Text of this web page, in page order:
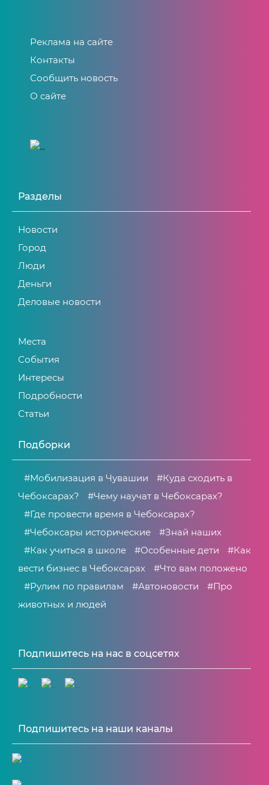
Реклама на сайте
Контакты
Сообщить новость
О сайте
Разделы
Новости
Город
Люди
Деньги
Деловые новости
Места
События
Интересы
Подробности
Статьи
Подборки
#Мобилизация в Чувашии
#Куда сходить в
Чебоксарах?
#Чему научат в Чебоксарах?
#Где провести время в Чебоксарах?
#Чебоксары исторические
#Знай наших
#Как учиться в школе
#Особенные дети
#Как
вести бизнес в Чебоксарах
#Что вам положено
#Рулим по правилам
#Автоновости
#Про
животных и людей
Подпишитесь на нас в соцсетях
Подпишитесь на наши каналы